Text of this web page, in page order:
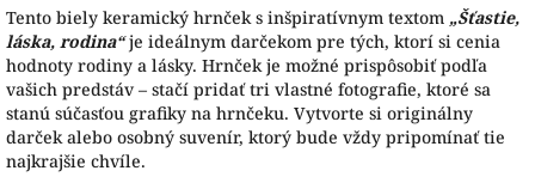
Tento biely keramický hrnček s inšpiratívnym textom „Šťastie,
láska, rodina“ je ideálnym darčekom pre tých, ktorí si cenia
hodnoty rodiny a lásky. Hrnček je možné prispôsobiť podľa
vašich predstáv – stačí pridať tri vlastné fotografie, ktoré sa
stanú súčasťou grafiky na hrnčeku. Vytvorte si originálny
darček alebo osobný suvenír, ktorý bude vždy pripomínať tie
najkrajšie chvíle.